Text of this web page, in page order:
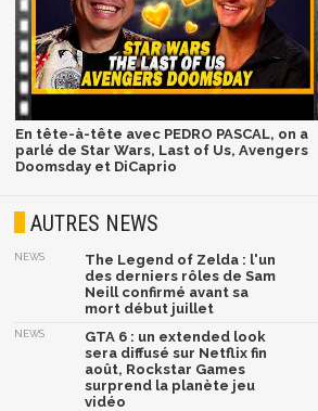
En tête-à-tête avec PEDRO PASCAL, on a
parlé de Star Wars, Last of Us, Avengers
Doomsday et DiCaprio
AUTRES NEWS
NEWS
The Legend of Zelda : l'un
des derniers rôles de Sam
Neill confirmé avant sa
mort début juillet
NEWS
GTA 6 : un extended look
sera diffusé sur Netflix fin
août, Rockstar Games
surprend la planète jeu
vidéo